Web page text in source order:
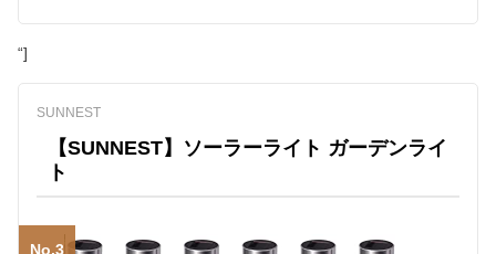
“]
SUNNEST
【SUNNEST】ソーラーライト ガーデンライ
ト
No.3